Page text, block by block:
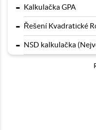
- Kalkulačka GPA
- Řešení Kvadratické
- NSD kalkulačka